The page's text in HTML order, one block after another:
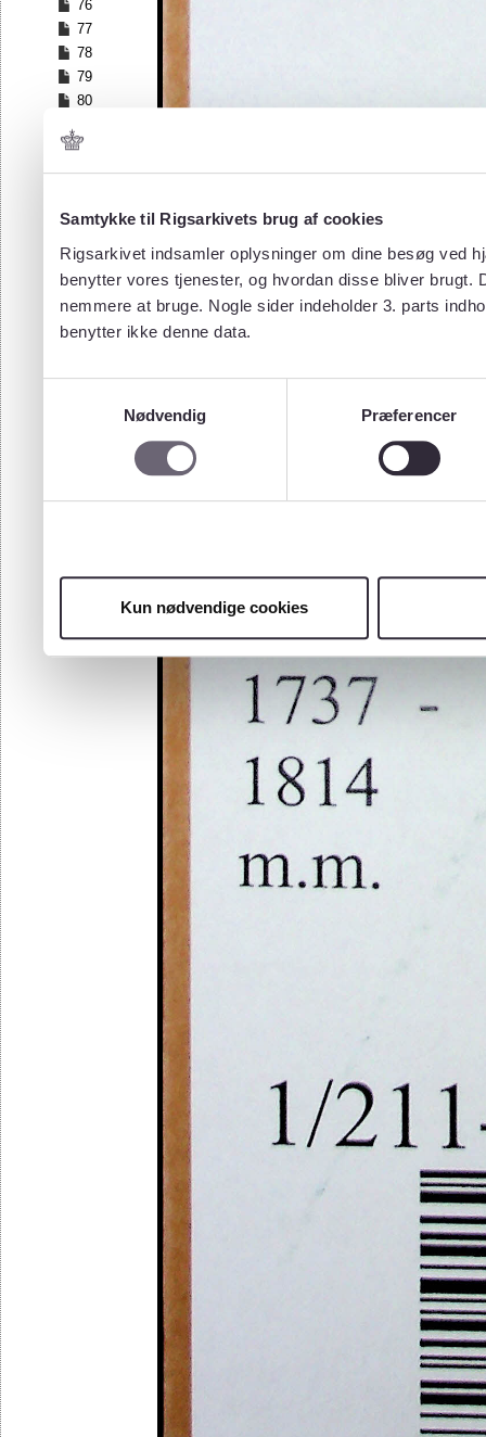
Samtykke til Rigsarkivets brug af cookies
Rigsarkivet indsamler oplysninger om dine besøg ved
benytter vores tjenester, og hvordan disse bliver
nemmere at bruge. Nogle sider indeholder 3. parts
benytter ikke denne data.
Nødvendig
Præferencer
Kun nødvendige cookies
76
77
78
79
80
82
83
85
87
88
89
90